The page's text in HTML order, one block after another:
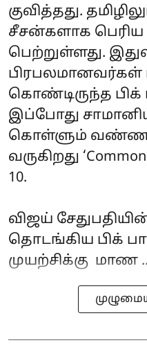
குவித்தது.
சீசன்களாக
பெற்றுள்ளது.
பிரபலமானவர்கள்
கொண்டிருந்த பிக்
இப்போது
கொள்ளும் வண்ணம்
வருகிறது
10.
விஜய்
தொடங்கிய பிக்
முயற்சிக்கு மாண